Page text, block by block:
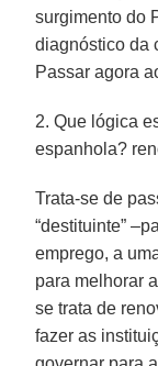
surgimento do
diagnóstico da
Passar agora
2. Que lógica
espanhola?
Trata-se de
“destituinte”
emprego, a
para melhorar
se trata de
fazer as